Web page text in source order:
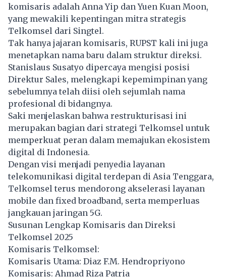
komisaris adalah Anna Yip dan Yuen Kuan Moon,
yang mewakili kepentingan mitra strategis
Telkomsel dari Singtel.
Tak hanya jajaran komisaris, RUPST kali ini juga
menetapkan nama baru dalam struktur direksi.
Stanislaus Susatyo dipercaya mengisi posisi
Direktur Sales, melengkapi kepemimpinan yang
sebelumnya telah diisi oleh sejumlah nama
profesional di bidangnya.
Saki menjelaskan bahwa restrukturisasi ini
merupakan bagian dari strategi Telkomsel untuk
memperkuat peran dalam memajukan ekosistem
digital di Indonesia.
Dengan visi menjadi penyedia layanan
telekomunikasi digital terdepan di Asia Tenggara,
Telkomsel terus mendorong akselerasi layanan
mobile dan fixed broadband, serta memperluas
jangkauan jaringan 5G.
Susunan Lengkap Komisaris dan Direksi
Telkomsel 2025
Komisaris Telkomsel:
Komisaris Utama: Diaz F.M. Hendropriyono
Komisaris: Ahmad Riza Patria